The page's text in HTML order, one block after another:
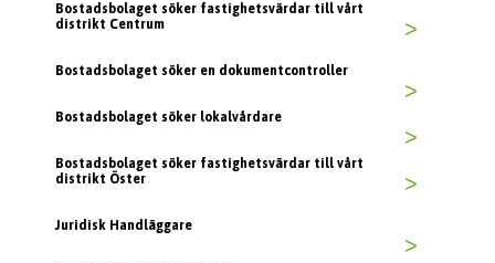
Bostadsbolaget söker fastighetsvärdar till vårt
distrikt Centrum
>
Bostadsbolaget söker en dokumentcontroller
>
Bostadsbolaget söker lokalvårdare
>
Bostadsbolaget söker fastighetsvärdar till vårt
distrikt Öster
>
Juridisk Handläggare
>